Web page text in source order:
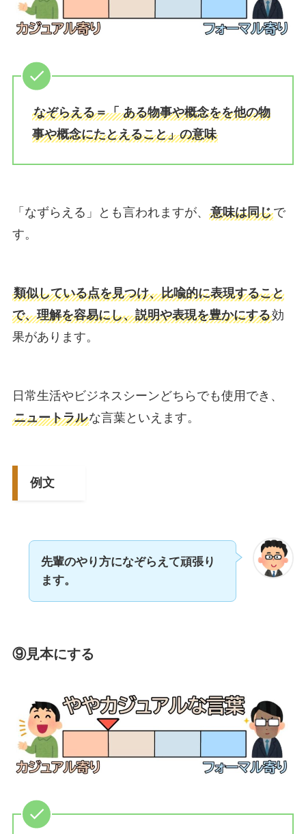
なぞらえる＝「 ある物事や概念をを他の物
事や概念にたとえること」の意味
「なずらえる」とも言われますが、 意味は同じで
す。
類似している点を見つけ、比喩的に表現すること
で、理解を容易にし、説明や表現を豊かにする効
果があります。
日常生活やビジネスシーンどちらでも使用でき、
ニュートラルな言葉といえます。
例文
先輩のやり方になぞらえて頑張り
ます。
⑨見本にする